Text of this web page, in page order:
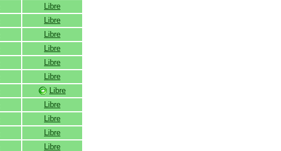
Libre
Libre
Libre
Libre
Libre
Libre
Libre
Libre
Libre
Libre
Libre